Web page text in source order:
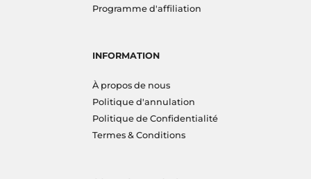
Programme d'affiliation
INFORMATION
À propos de nous
Politique d'annulation
Politique de Confidentialité
Termes & Conditions